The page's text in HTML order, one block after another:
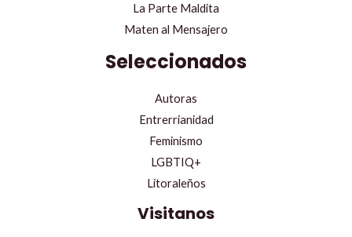
La Parte Maldita
Maten al Mensajero
Seleccionados
Autoras
Entrerrianidad
Feminismo
LGBTIQ+
Litoraleños
Visitanos